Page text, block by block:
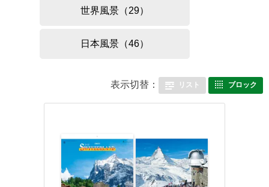
世界風景（29）
日本風景（46）
表示切替： リスト ブロック